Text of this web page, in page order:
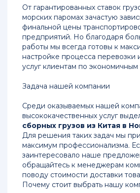
Новосибирск
Контейнерные
перевозки
из
Китая
в
контейнера
из
Китая
в
Россию
Доставка
грузов
из
От гарантированных ставок
морских паромах зачастую
финальной цены
предприятий. Но благодаря
работы мы всегда готовы к
настройке процесса
услуг клиентам по
Задача нашей компании
Среди оказываемых нашей
высококачественных услуг
сборных грузов из Китая в
Для решения таких задач мы
максимум профессионализма.
заинтересовало наше
обращайтесь к менеджерам
поводу стоимости доставки
Почему стоит выбрать нашу